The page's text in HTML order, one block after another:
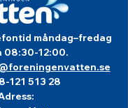
måndag–fredag
08:30-12:00.
121 513 28